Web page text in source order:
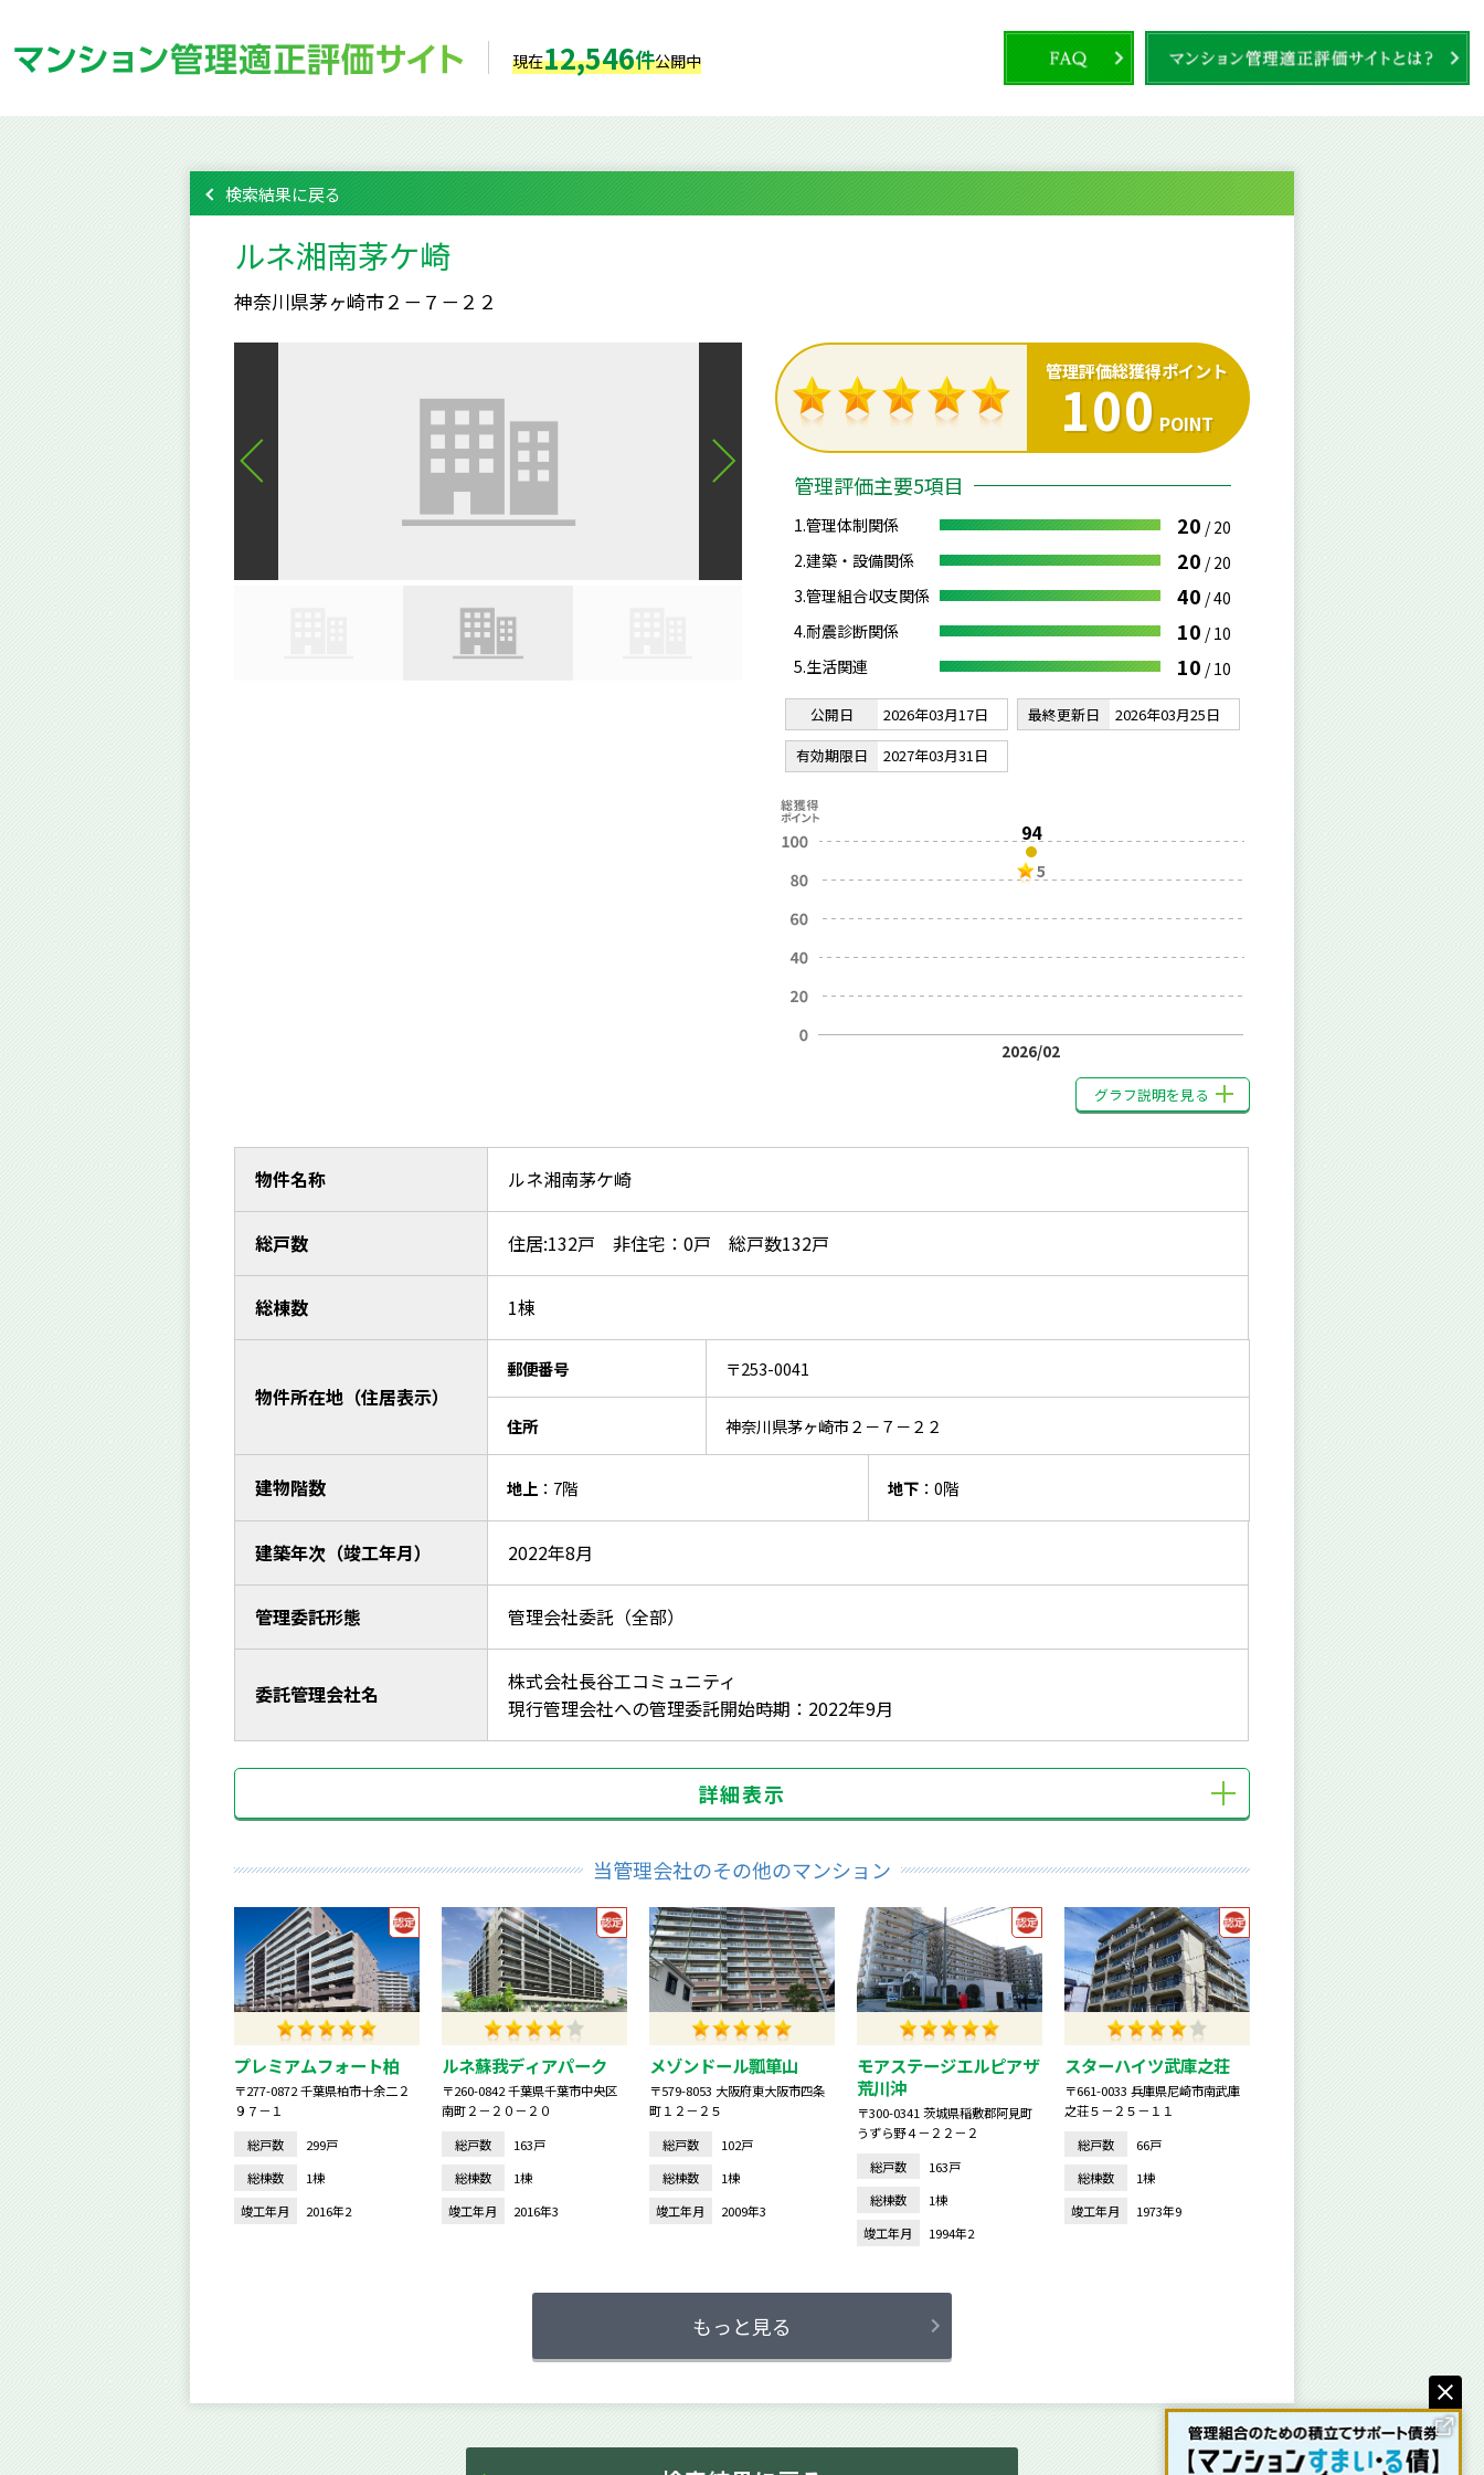
現在12,546件公開中
検索結果に戻る
ルネ湘南茅ケ崎
神奈川県茅ヶ崎市２－７－２２
管理評価総獲得ポイント
100 POINT
管理評価主要5項目
1.管理体制関係 20 / 20
2.建築・設備関係
20 / 20
3.管理組合収支関係
40 /40
4.耐震診断関係
10 / 10
5.生活関連
10 / 10
公開日 2026年03月17日 最終更新日
2026年03月25日
有効期限日
2027年03月31日
94
5
2026/02
グラフ説明を見る
物件名称 ルネ湘南茅ケ崎
総戸数 住居:132戸 非住宅：0戸 総戸数132戸
総棟数 1棟
物件所在地（住居表示）
郵便番号 〒253-0041
住所 神奈川県茅ヶ崎市２－７－２２
建物階数 地上 ：7階 地下：0階
建築年次（竣工年月） 2022年8月
管理委託形態 管理会社委託（全部）
委託管理会社名
株式会社長谷工コミュニティ
現行管理会社への管理委託開始時期：2022年9月
詳細表示
当管理会社のその他のマンション
プレミアムフォート柏
〒277-0872 千葉県柏市十余二２
９７－１
総戸数
299戸
総棟数
1棟
竣工年月
2016年2
ルネ蘇我ディアパーク
〒260-0842 千葉県千葉市中央区
南町２－２０－２０
総戸数
163戸
総棟数
1棟
竣工年月
2016年3
メゾンドール瓢箪山
〒579-8053 大阪府東大阪市四条
町１２－２５
総戸数
102戸
総棟数
1棟
竣工年月
2009年3
モアステージエルピアザ
荒川沖
〒300-0341 茨城県稲敷郡阿見町
うずら野４－２２－２
総戸数
163戸
総棟数
1棟
竣工年月
1994年2
スターハイツ武庫之荘
〒661-0033 兵庫県尼崎市南武庫
之荘５－２５－１１
総戸数
66戸
総棟数
1棟
竣工年月
1973年9
もっと見る